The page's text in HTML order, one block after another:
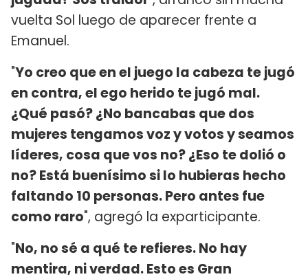
vuelta Sol luego de aparecer frente a
Emanuel.
"Yo creo que en el juego la cabeza te jugó
en contra, el ego herido te jugó mal.
¿Qué pasó? ¿No bancabas que dos
mujeres tengamos voz y votos y seamos
líderes, cosa que vos no? ¿Eso te dolió o
no? Está buenísimo si lo hubieras hecho
faltando 10 personas. Pero antes fue
como raro", agregó la exparticipante.
"No, no sé a qué te refieres. No hay
mentira, ni verdad. Esto es Gran